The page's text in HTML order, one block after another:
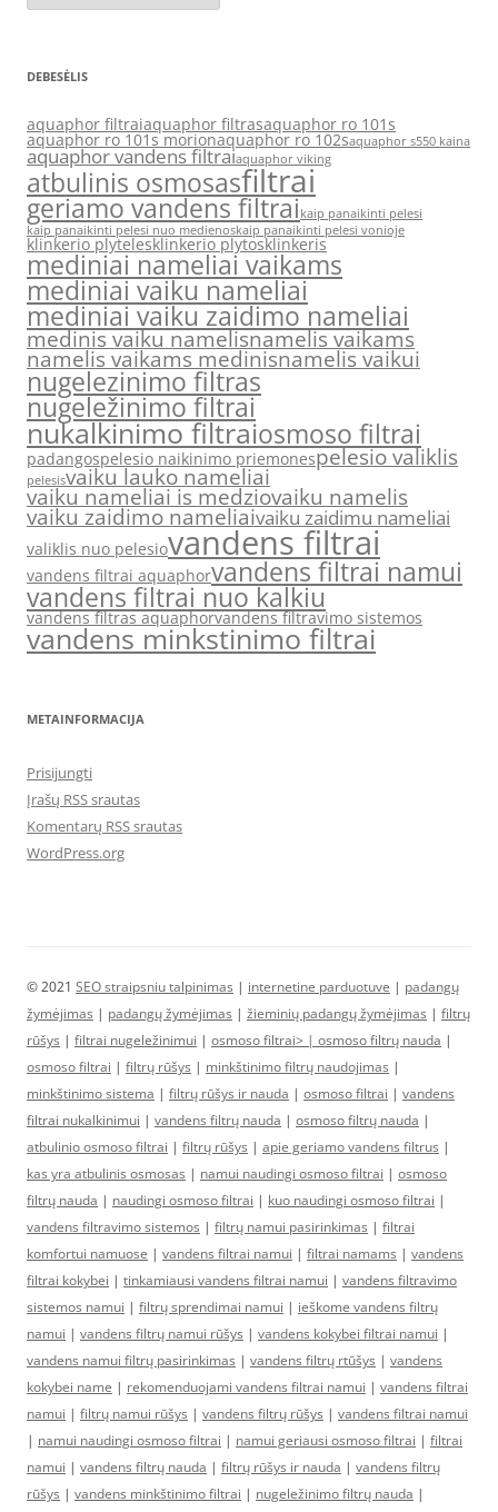
DEBESĖLIS
aquaphor filtraiaquaphor filtrasaquaphor ro 101s
aquaphor ro 101s morionaquaphor ro 102saquaphor s550 kaina
aquaphor vandens filtraiaquaphor viking
atbulinis osmosasfiltrai
geriamo vandens filtraikaip panaikinti pelesi
kaip panaikinti pelesi nuo medienoskaip panaikinti pelesi vonioje
klinkerio plytelesklinkerio plytosklinkeris
mediniai nameliai vaikams
mediniai vaiku nameliai
mediniai vaiku zaidimo nameliai
medinis vaiku namelisnamelis vaikams
namelis vaikams medinisnamelis vaikui
nugelezinimo filtras
nugeležinimo filtrai
nukalkinimo filtraiosmoso filtrai
padangospelesio naikinimo priemonespelesio valiklis
pelesisvaiku lauko nameliai
vaiku nameliai is medziovaiku namelis
vaiku zaidimo nameliaivaiku zaidimu nameliai
valiklis nuo pelesiovandens filtrai
vandens filtrai aquaphorvandens filtrai namui
vandens filtrai nuo kalkiu
vandens filtras aquaphorvandens filtravimo sistemos
vandens minkstinimo filtrai
METAINFORMACIJA
Prisijungti
Įrašų RSS srautas
Komentarų RSS srautas
WordPress.org
© 2021 SEO straipsniu talpinimas | internetine parduotuve | padangų
žymėjimas | padangų žymėjimas | žieminių padangų žymėjimas | filtrų
rūšys | filtrai nugeležinimui | osmoso filtrai> | osmoso filtrų nauda |
osmoso filtrai | filtrų rūšys | minkštinimo filtrų naudojimas |
minkštinimo sistema | filtrų rūšys ir nauda | osmoso filtrai | vandens
filtrai nukalkinimui | vandens filtrų nauda | osmoso filtrų nauda |
atbulinio osmoso filtrai | filtrų rūšys | apie geriamo vandens filtrus |
kas yra atbulinis osmosas | namui naudingi osmoso filtrai | osmoso
filtrų nauda | naudingi osmoso filtrai | kuo naudingi osmoso filtrai |
vandens filtravimo sistemos | filtrų namui pasirinkimas | filtrai
komfortui namuose | vandens filtrai namui | filtrai namams | vandens
filtrai kokybei | tinkamiausi vandens filtrai namui | vandens filtravimo
sistemos namui | filtrų sprendimai namui | ieškome vandens filtrų
namui | vandens filtrų namui rūšys | vandens kokybei filtrai namui |
vandens namui filtrų pasirinkimas | vandens filtrų rtūšys | vandens
kokybei name | rekomenduojami vandens filtrai namui | vandens filtrai
namui | filtrų namui rūšys | vandens filtrų rūšys | vandens filtrai namui
| namui naudingi osmoso filtrai | namui geriausi osmoso filtrai | filtrai
namui | vandens filtrų nauda | filtrų rūšys ir nauda | vandens filtrų
rūšys | vandens minkštinimo filtrai | nugeležinimo filtrų nauda |